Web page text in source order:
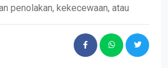
penolakan, kekecewaan, atau